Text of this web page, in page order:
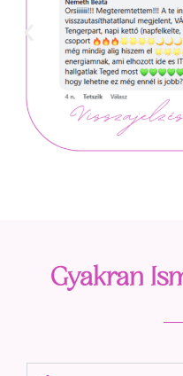
Gyakran